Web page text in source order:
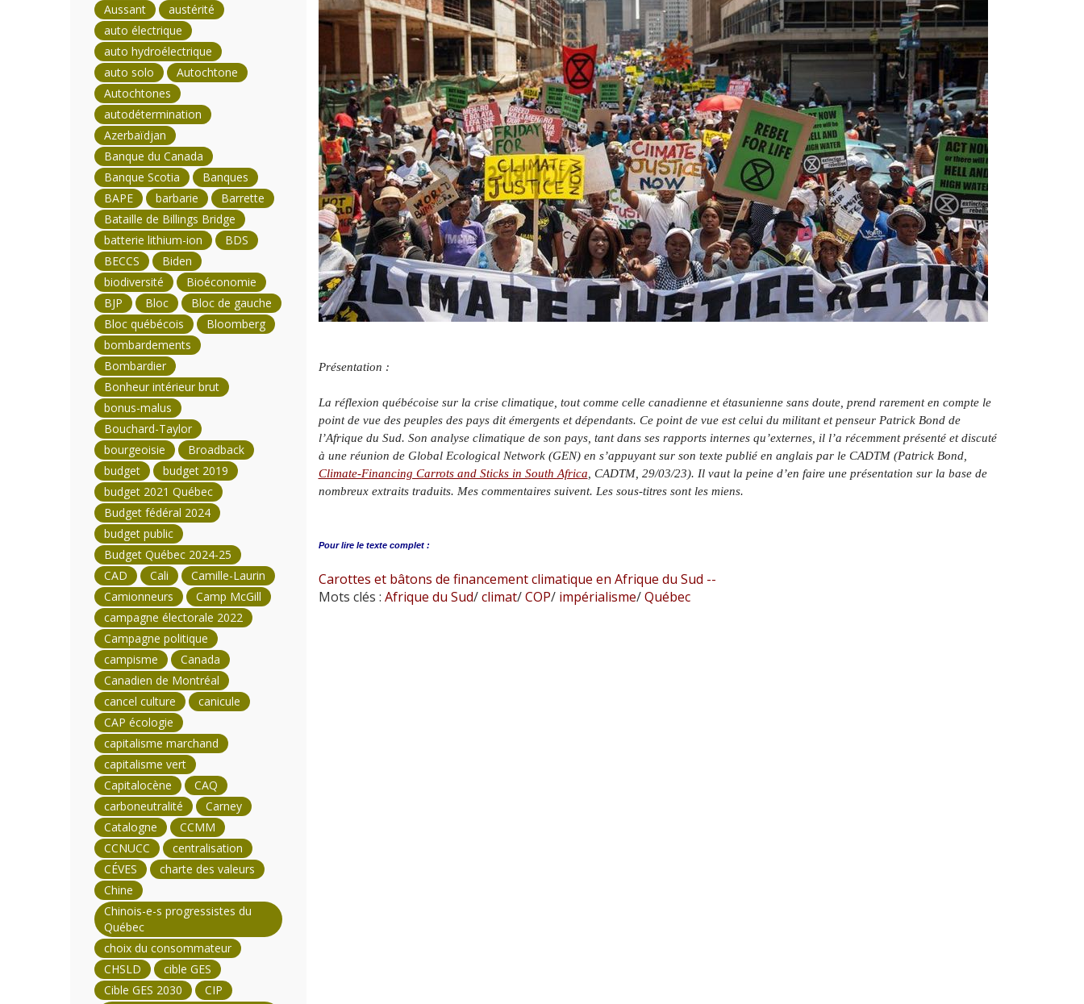
Présentation :
La réflexion québécoise sur la crise climatique, tout comme celle canadienne et étasunienne sans doute, prend rarement en compte le
point de vue des peuples des pays dit émergents et dépendants. Ce point de vue est celui du militant et penseur Patrick Bond de
l’Afrique du Sud. Son analyse climatique de son pays, tant dans ses rapports internes qu’externes, il l’a récemment présenté et discuté
à une réunion de Global Ecological Network (GEN) en s’appuyant sur son texte publié en anglais par le CADTM (Patrick Bond,
Climate-Financing Carrots and Sticks in South Africa , CADTM, 29/03/23). Il vaut la peine d’en faire une présentation sur la base de
nombreux extraits traduits. Mes commentaires suivent. Les sous-titres sont les miens.
Pour lire le texte complet :
Carottes et bâtons de financement climatique en Afrique du Sud --
Mots clés : Afrique du Sud/climat/COP/impérialisme/Québec
Aussant
austérité
auto électrique
auto hydroélectrique
auto solo
Autochtone
Autochtones
autodétermination
Azerbaïdjan
Banque du Canada
Banque Scotia
Banques
BAPE
barbarie
Barrette
Bataille de Billings Bridge
batterie lithium-ion
BDS
BECCS
Biden
biodiversité
Bioéconomie
BJP
Bloc
Bloc de gauche
Bloc québécois
Bloomberg
bombardements
Bombardier
Bonheur intérieur brut
bonus-malus
Bouchard-Taylor
bourgeoisie
Broadback
budget
budget 2019
budget 2021 Québec
Budget fédéral 2024
budget public
Budget Québec 2024-25
CAD
Cali
Camille-Laurin
Camionneurs
Camp McGill
campagne électorale 2022
Campagne politique
campisme
Canada
Canadien de Montréal
cancel culture
canicule
CAP écologie
capitalisme marchand
capitalisme vert
Capitalocène
CAQ
carboneutralité
Carney
Catalogne
CCMM
CCNUCC
centralisation
CÉVES
charte des valeurs
Chine
Chinois-e-s progressistes du
Québec
choix du consommateur
CHSLD
cible GES
Cible GES 2030
CIP